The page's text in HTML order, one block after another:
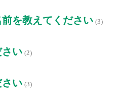
を教えてください (3)
さい (2)
さい (3)